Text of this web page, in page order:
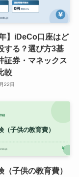
年】iDeCo口座はど
する？選び方3基
証券・マネックス
較
22日
（子供の教育費）